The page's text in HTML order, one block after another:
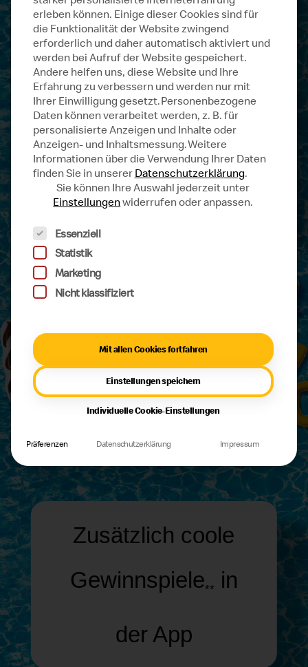
MyMcDonald’s Pool Party. VIP
werden lohnt sich denn du
kannst extra Gutscheine
abräumen und ACHTUNG, die
heißbegehrte Luftmatratze
ergattern. Halte die Augen offen,
den Zugangs-Code findest du im
Restaurant, im Newsletter, Social
Media auf Werbemitteln oder
direkt im Game.
Zusätzlich coole
Gewinnspiele** in
der App
erleben können. Einige dieser Cookies sind für
die Funktionalität der Website zwingend
erforderlich und daher automatisch aktiviert und
werden bei Aufruf der Website gespeichert.
Andere helfen uns, diese Website und Ihre
Erfahrung zu verbessern und werden nur mit
Ihrer Einwilligung gesetzt.Personenbezogene
Daten können verarbeitet werden, z. B. für
personalisierte Anzeigen und Inhalte oder
Anzeigen- und Inhaltsmessung.Weitere
Informationen über die Verwendung Ihrer Daten
finden Sie in unserer Datenschutzerklärung.
Sie können Ihre Auswahl jederzeit unter
Einstellungenwiderrufen oder anpassen.
Es folgt eine Liste der Service-Gruppen, für
Essenziell
Statistik
Marketing
Nicht klassifiziert
Mit allen Cookies fortfahren
Einstellungen speichern
Individuelle Cookie-Einstellungen
Präferenzen Datenschutzerklärung Impressum